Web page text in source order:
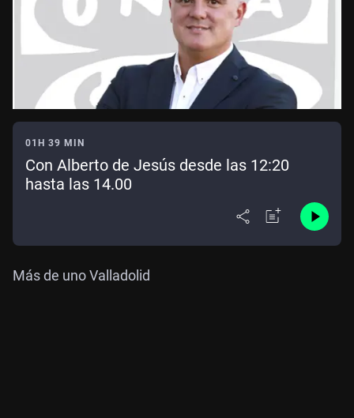
01H 39 MIN
Con Alberto de Jesús desde las 12:20
hasta las 14.00
Más de uno Valladolid